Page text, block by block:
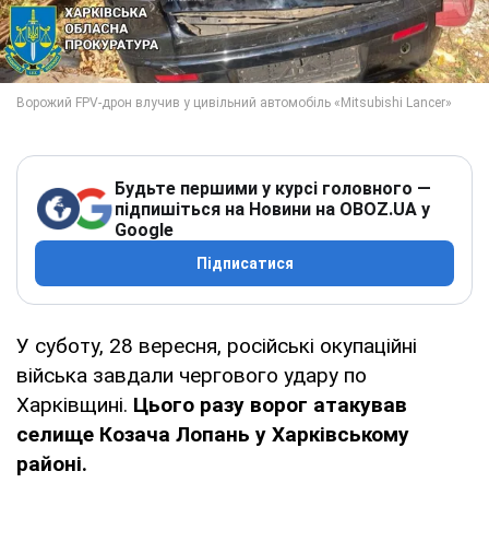
Будьте першими у курсі головного —
підпишіться на Новини на OBOZ.UA у
Google
Підписатися
У суботу, 28 вересня, російські окупаційні
війська завдали чергового удару по
Харківщині. Цього разу ворог атакував
селище Козача Лопань у Харківському
районі.